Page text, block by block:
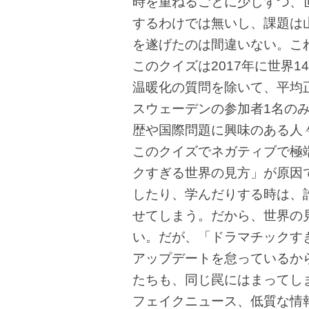
するわけでは無いし、課題
を遂げたのは間違いない。
このクイズは2017年に世界
温暖化の質問を除いて、平
スウェーデンの参加者1名の
歴や国際問題に興味のある
このクイズでネガティブで
クすぎる世界の見方」が原
したり、学んだりする時は
せてしまう。だから、世界
い。だが、「ドラマチック
アップデートを怠っている
たちも、同じ罠にはまって
フェイクニュース、低質な情